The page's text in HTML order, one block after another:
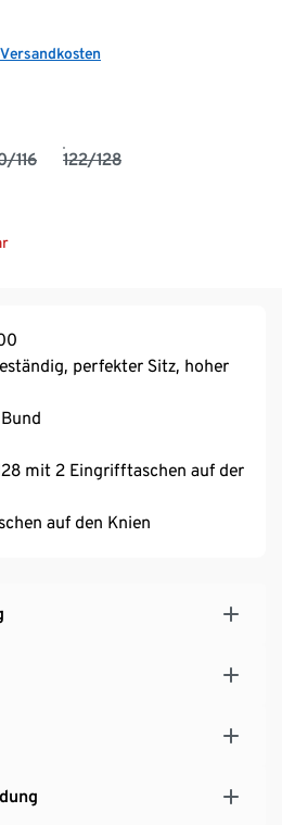
116 122/128
perfekter Sitz, hoher
mit 2 Eingrifftaschen auf der
auf den Knien